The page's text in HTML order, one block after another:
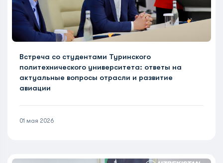
Встреча со студентами Туринского
политехнического университета: ответы на
актуальные вопросы отрасли и развитие
авиации
01 мая 2026